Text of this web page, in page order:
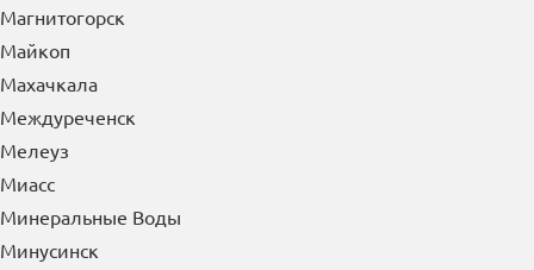
Магнитогорск
Майкоп
Махачкала
Междуреченск
Мелеуз
Миасс
Минеральные Воды
Минусинск